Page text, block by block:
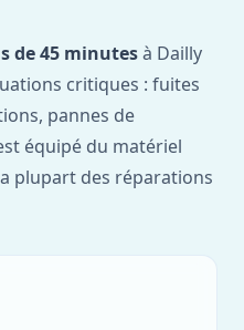
de 45 minutesà Dailly
critiques : fuites
pannes de
équipé du matériel
plupart des réparations